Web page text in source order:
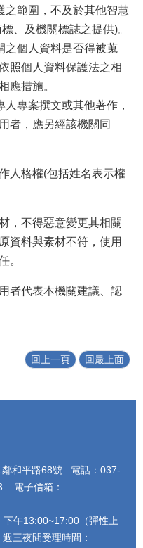
之範圍，不及於其他智慧
、及機關標誌之提供)。
之個人資料是否得被蒐
照個人資料保護法之相
應措施。
專案撰文或其他著作，
者，應另經該機關同
人格權(包括姓名表示權
，不得惡意變更其相關
資料與素材不符，使用
。
者代表本機關建議、認
回上一頁 回最上面
鄰和平路68號 電話：037-
電子信箱：
午13:00~17:00（彈性上
三夜間受理時間：